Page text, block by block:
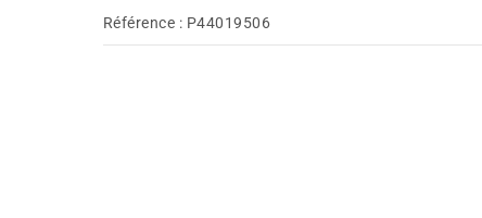
Référence : P44019506